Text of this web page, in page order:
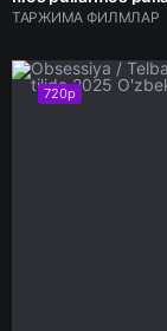
ТАРЖИМА ФИЛМЛАР
720p